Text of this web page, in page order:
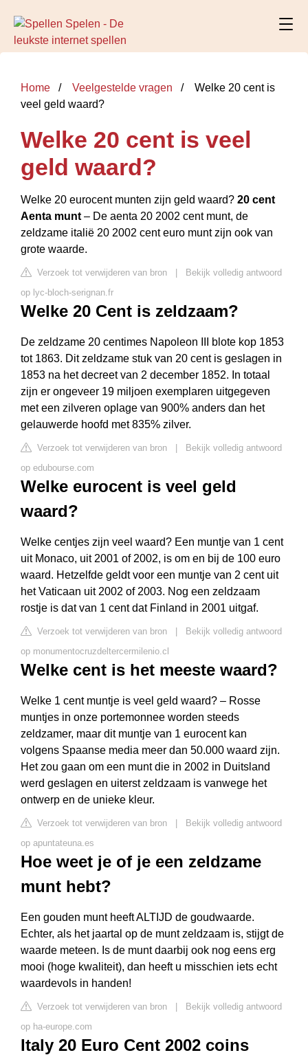
Home Veelgestelde vragen
Welke 20 cent is
veel geld waard?
Welke 20 cent is veel
geld waard?
Welke 20 eurocent munten zijn geld waard? 20 cent
Aenta munt – De aenta 20 2002 cent munt, de
zeldzame italië 20 2002 cent euro munt zijn ook van
grote waarde.
Verzoek tot verwijderen van bron
Bekijk volledig antwoord
op lyc-bloch-serignan.fr
Welke 20 Cent is zeldzaam?
De zeldzame 20 centimes Napoleon III blote kop 1853
tot 1863. Dit zeldzame stuk van 20 cent is geslagen in
1853 na het decreet van 2 december 1852. In totaal
zijn er ongeveer 19 miljoen exemplaren uitgegeven
met een zilveren oplage van 900% anders dan het
gelauwerde hoofd met 835% zilver.
Verzoek tot verwijderen van bron
Bekijk volledig antwoord
op edubourse.com
Welke eurocent is veel geld
waard?
Welke centjes zijn veel waard? Een muntje van 1 cent
uit Monaco, uit 2001 of 2002, is om en bij de 100 euro
waard. Hetzelfde geldt voor een muntje van 2 cent uit
het Vaticaan uit 2002 of 2003. Nog een zeldzaam
rostje is dat van 1 cent dat Finland in 2001 uitgaf.
Verzoek tot verwijderen van bron
Bekijk volledig antwoord
op monumentocruzdeltercermilenio.cl
Welke cent is het meeste waard?
Welke 1 cent muntje is veel geld waard? – Rosse
muntjes in onze portemonnee worden steeds
zeldzamer, maar dit muntje van 1 eurocent kan
volgens Spaanse media meer dan 50.000 waard zijn.
Het zou gaan om een munt die in 2002 in Duitsland
werd geslagen en uiterst zeldzaam is vanwege het
ontwerp en de unieke kleur.
Verzoek tot verwijderen van bron
Bekijk volledig antwoord
op apuntateuna.es
Hoe weet je of je een zeldzame
munt hebt?
Een gouden munt heeft ALTIJD de goudwaarde.
Echter, als het jaartal op de munt zeldzaam is, stijgt de
waarde meteen. Is de munt daarbij ook nog eens erg
mooi (hoge kwaliteit), dan heeft u misschien iets echt
waardevols in handen!
Verzoek tot verwijderen van bron
Bekijk volledig antwoord
op ha-europe.com
Italy 20 Euro Cent 2002 coins